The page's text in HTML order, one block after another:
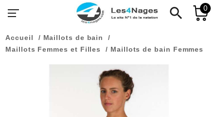
search 0
Accueil
Maillots de bain
Maillots Femmes et Filles
Maillots de bain Femmes